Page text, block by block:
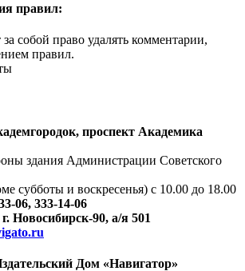
правил:
за собой право удалять комментарии,
правил.
проспект Академика
здания Администрации Советского
и воскресенья) с 10.00 до 18.00
06, 333-14-06
Новосибирск-90, а/я 501
Дом «Навигатор»